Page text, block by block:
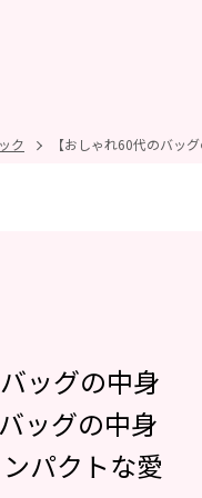
ク 【おしゃれ60代のバッ
ッグの中身
ッグの中身
パクトな愛